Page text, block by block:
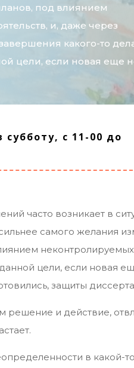
под влиянием
и, даже через
какого-то
цели, если новая еще
с 11-00 до
часто возникает в
самого желания
цели, если
защиты
решение и действие,
в какой-